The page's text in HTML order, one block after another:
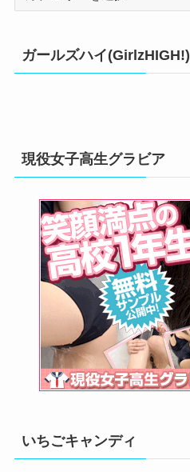
ー
ガールズハイ(GirlzHIGH!)
現役女子高生グラビア
いちごキャンディ